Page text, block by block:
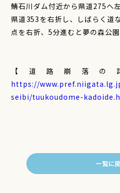
鯖石川ダム付近から県道275へ
県道353を右折し、しばらく道
点を右折、5分進むと夢の森公園
【道路崩落の
https://
seibi/tuukoudome-
一覧に